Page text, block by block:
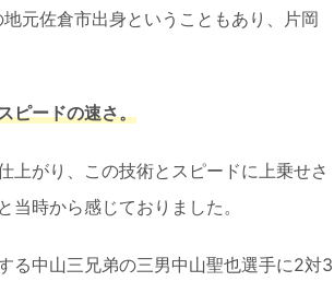
元佐倉市出身ということもあり、片岡
ピードの速さ。
上がり、この技術とスピードに上乗せさ
時から感じておりました。
る中山三兄弟の三男中山聖也選手に2対3